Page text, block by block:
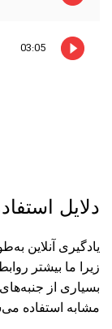
دلایل
یادگیری آنلاین
زیرا ما بیشتر
بسیاری از
مشابه استفاده